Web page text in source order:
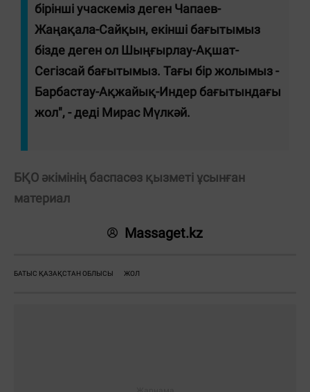
бірінші учаскеміз деген Чапаев-
Жаңақала-Сайқын, екінші бағытымыз
бізде деген ол Шыңғырлау-Ақшат-
Сегізсай бағытымыз. Тағы бір жолымыз -
Барбастау-Ақжайық-Индер бағытындағы
жол", - деді Мирас Мүлкәй.
БҚО әкімінің баспасөз қызметі ұсынған
материал
Massaget.kz
БАТЫС ҚАЗАҚСТАН ОБЛЫСЫ ЖОЛ